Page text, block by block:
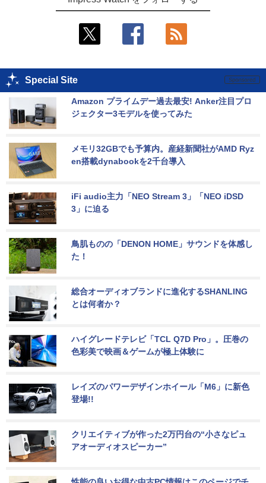
Special Site
Amazon プライムデー過去最安! Anker注目プロ
ジェクター3モデルを使ってみた
メモリ32GBでも予算内。産経新聞社がAMD Ryz
en搭載dynabookを2千台導入
iFi audio主力「NEO Stream 3」「NEO iDSD
3」に迫る
鳥肌ものの「DENON HOME」サウンドを体感し
た！
総合オーディオブランドに進化するSHANLING
とは何者か？
ハイグレードテレビ「TCL Q7D Pro」。圧巻の
色彩美で映画＆ゲームが極上体験に
レイズのパワーデザインホイール「M6」に新色
登場!!
クリエイティブが作った2万円台の“小さなピュ
アオーディオスピーカー”